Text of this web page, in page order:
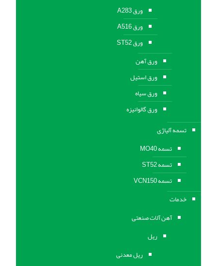
ورق A283
ورق A516
ورق ST52
ورق آهن
ورق استیل
ورق سیاه
ورق گالوانیزه
تسمه آلیاژی
تسمه MO40
تسمه ST52
تسمه VCN150
خدمات
آهن آلات صنعتی
ریل
ریل معدنی